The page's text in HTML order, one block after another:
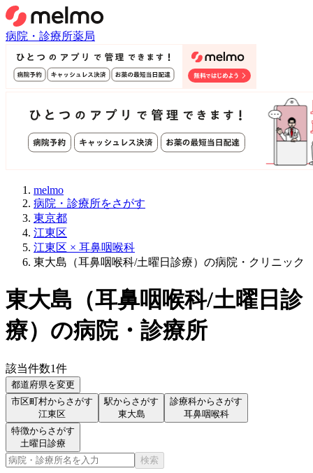
病院・診療所薬局
melmo
病院・診療所をさがす
東京都
江東区
江東区 × 耳鼻咽喉科
東大島（耳鼻咽喉科/土曜日診療）の病院・クリニック
東大島 （耳鼻咽喉科/土曜日診
療） の病院・診療所
該当件数1件
都道府県を変更
市区町村からさがす
江東区
駅からさがす
東大島
診療科からさがす
耳鼻咽喉科
特徴からさがす
土曜日診療
検索